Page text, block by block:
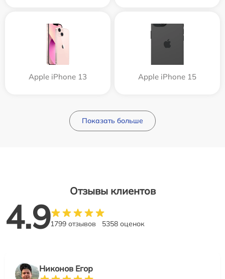
Apple iPhone 13 Apple iPhone 15
Показать больше
Отзывы клиентов
4.91799 отзывов 5358 оценок
Никонов Егор